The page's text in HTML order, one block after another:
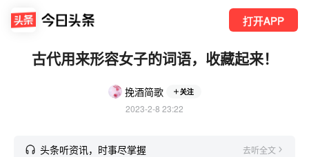
打开APP
古代用来形容女子的词语，收藏起来！
挽酒简歌 关注
2023-2-8 23:22
头条听资讯，时事尽掌握 去听全文